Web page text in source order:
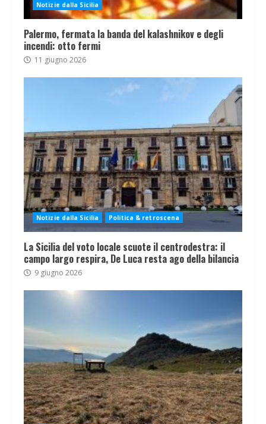
Notizie dalla Sicilia
Palermo, fermata la banda del kalashnikov e degli
incendi: otto fermi
11 giugno 2026
Notizie dalla Sicilia Politica & retroscena
La Sicilia del voto locale scuote il centrodestra: il
campo largo respira, De Luca resta ago della bilancia
9 giugno 2026